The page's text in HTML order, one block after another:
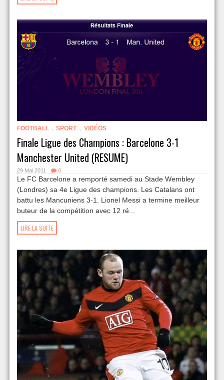
FOOTBALL , SPORT , VIDÉOS
Finale Ligue des Champions : Barcelone 3-1
Manchester United (RESUME)
29 Mai 2011 0
Le FC Barcelone a remporté samedi au Stade Wembley
(Londres) sa 4e Ligue des champions. Les Catalans ont
battu les Mancuniens 3-1. Lionel Messi a termine meilleur
buteur de la compétition avec 12 ré...
LIRE LA SUITE